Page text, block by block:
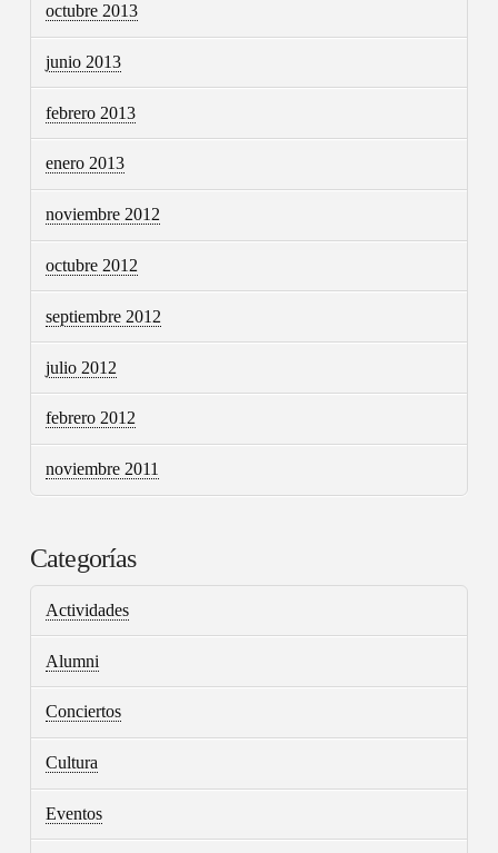
octubre 2013
junio 2013
febrero 2013
enero 2013
noviembre 2012
octubre 2012
septiembre 2012
julio 2012
febrero 2012
noviembre 2011
Categorías
Actividades
Alumni
Conciertos
Cultura
Eventos